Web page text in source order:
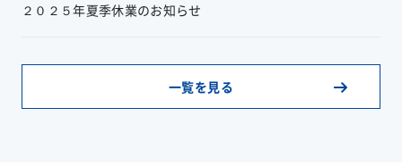
２０２５年夏季休業のお知らせ
一覧を見る